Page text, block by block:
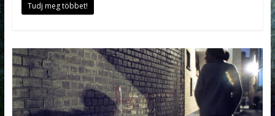
Tudj meg többet!